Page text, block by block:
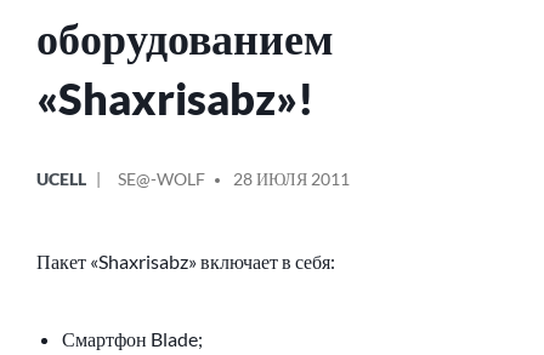
оборудованием
«Shaxrisabz»!
В
UCELL
ОТ
SE@-WOLF 28 ИЮЛЯ 2011
Пакет «Shaxrisabz» включает в себя:
Смартфон Blade;